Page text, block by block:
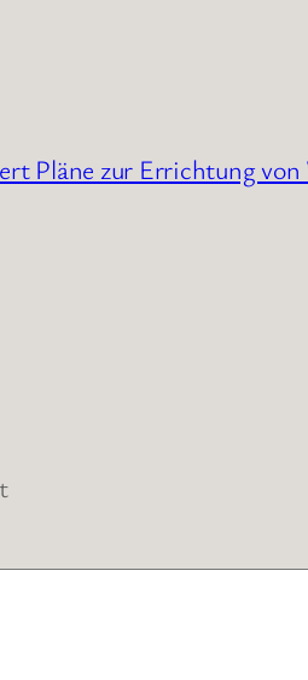
Pläne zur Errichtung